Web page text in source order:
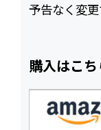
予告なく変更
購入はこち